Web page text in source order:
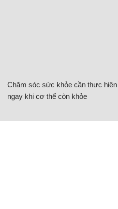
Chăm sóc sức khỏe cần thực hiện
ngay khi cơ thể còn khỏe